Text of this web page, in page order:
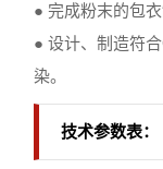
● 完成粉末的包
● 设计、制造符
染。
技术参数表：